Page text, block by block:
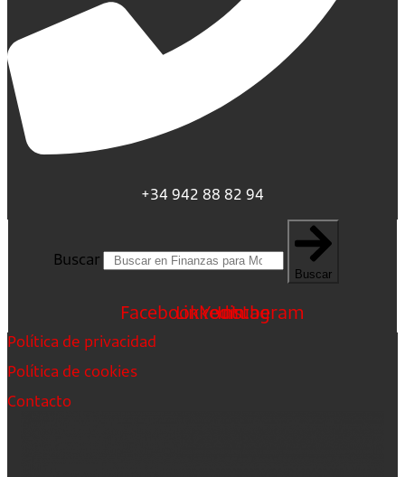
+34 942 88 82 94
Buscar
Buscar
FacebookLinkedin
Youtube
Instagram
Política de privacidad
Política de cookies
Contacto